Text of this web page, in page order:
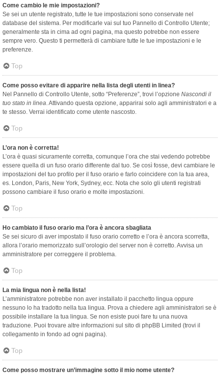
Come cambio le mie impostazioni?
Se sei un utente registrato, tutte le tue impostazioni sono conservate nel
database del sistema. Per modificarle vai sul tuo Pannello di Controllo Utente;
generalmente sta in cima ad ogni pagina, ma questo potrebbe non essere
sempre vero. Questo ti permetterà di cambiare tutte le tue impostazioni e le
preferenze.
Top
Come posso evitare di apparire nella lista degli utenti in linea?
Nel Pannello di Controllo Utente, sotto “Preferenze”, trovi l’opzione Nascondi il
tuo stato in linea. Attivando questa opzione, apparirai solo agli amministratori e a
te stesso. Verrai identificato come utente nascosto.
Top
L’ora non è corretta!
L’ora è quasi sicuramente corretta, comunque l’ora che stai vedendo potrebbe
essere quella di un fuso orario differente dal tuo. Se così fosse, devi cambiare le
impostazioni del tuo profilo per il fuso orario e farlo coincidere con la tua area,
es. London, Paris, New York, Sydney, ecc. Nota che solo gli utenti registrati
possono cambiare il fuso orario e molte impostazioni.
Top
Ho cambiato il fuso orario ma l’ora è ancora sbagliata
Se sei sicuro di aver impostato il fuso orario corretto e l’ora è ancora scorretta,
allora l’orario memorizzato sull’orologio del server non è corretto. Avvisa un
amministratore per correggere il problema.
Top
La mia lingua non è nella lista!
L’amministratore potrebbe non aver installato il pacchetto lingua oppure
nessuno lo ha tradotto nella tua lingua. Prova a chiedere agli amministratori se è
possibile installare la tua lingua. Se non esiste puoi fare tu una nuova
traduzione. Puoi trovare altre informazioni sul sito di phpBB Limited (trovi il
collegamento in fondo ad ogni pagina).
Top
Come posso mostrare un’immagine sotto il mio nome utente?